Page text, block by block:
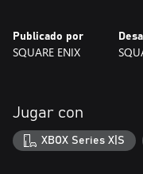
La historia está formada
¿Con quién te encontrarás
Cactus, que te está
◆ Contenido rico y
Completar eventos
Publicado por
SQUARE ENIX
Jugar con
XBOX Series X|S